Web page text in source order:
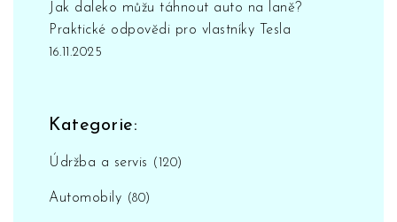
Jak daleko můžu táhnout auto na laně?
Praktické odpovědi pro vlastníky Tesla
16.11.2025
Kategorie:
Údržba a servis (120)
Automobily (80)